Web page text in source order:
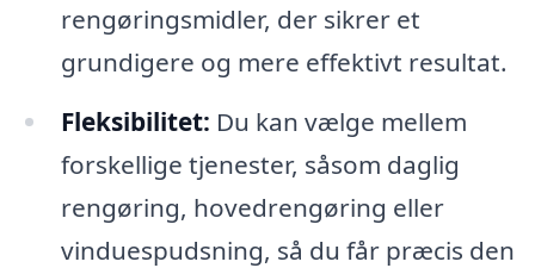
rengøringsmidler, der sikrer et
grundigere og mere effektivt resultat.
Fleksibilitet: Du kan vælge mellem
forskellige tjenester, såsom daglig
rengøring, hovedrengøring eller
vinduespudsning, så du får præcis den